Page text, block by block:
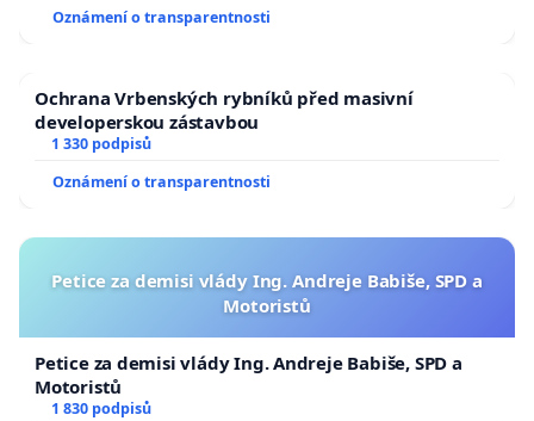
Oznámení o transparentnosti
Ochrana Vrbenských rybníků před masivní
developerskou zástavbou
1 330 podpisů
Oznámení o transparentnosti
Petice za demisi vlády Ing. Andreje Babiše, SPD a
Motoristů
Petice za demisi vlády Ing. Andreje Babiše, SPD a
Motoristů
1 830 podpisů